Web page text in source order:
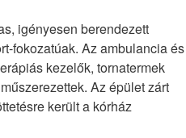
igényesen berendezett
fokozatúak. Az ambulancia
kezelők, tornatermek
Az épület zárt
került a kórház